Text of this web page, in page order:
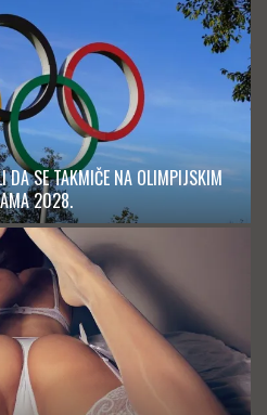
SE TAKMIČE NA OLIMPIJSKIM
2028.